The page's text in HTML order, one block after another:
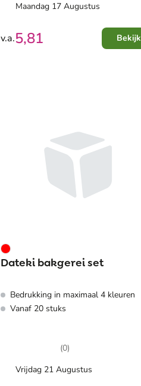
Maandag 17 Augustus
v.a.5,81 Bekijk
Dateki bakgerei set
Bedrukking in maximaal 4 kleuren
Vanaf 20 stuks
(0)
Vrijdag 21 Augustus